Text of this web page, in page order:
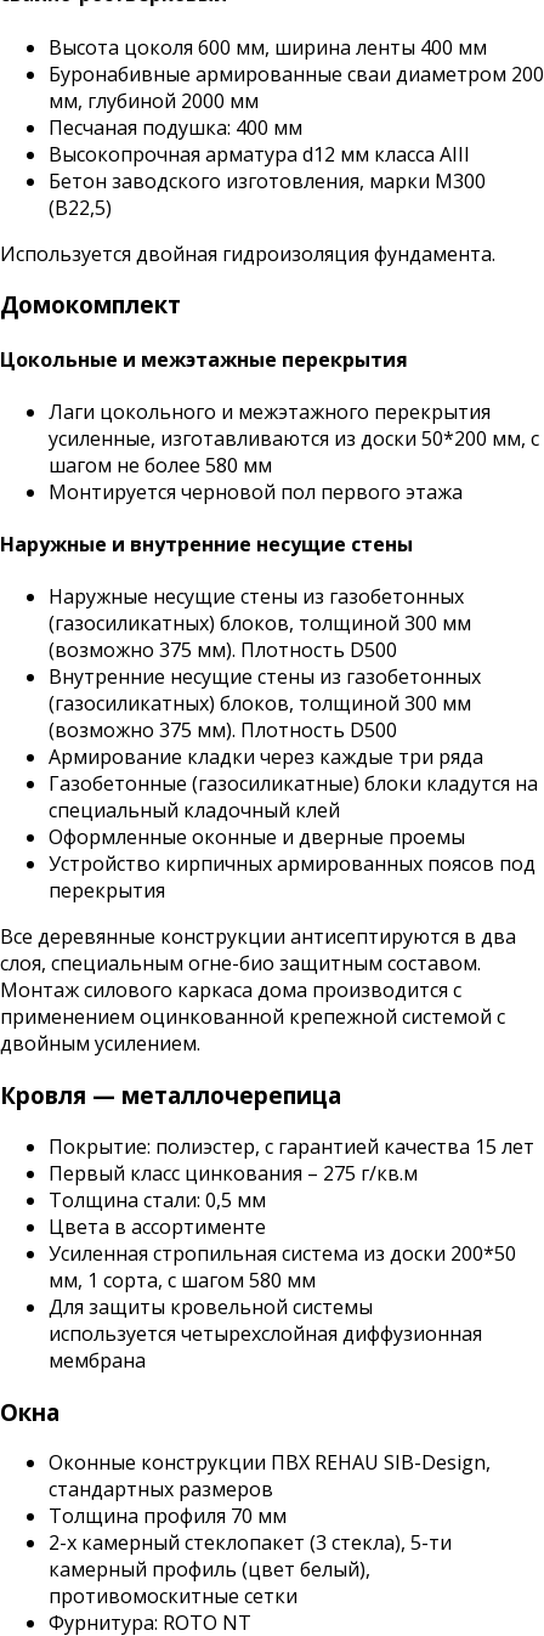
Высота цоколя 600 мм, ширина ленты 400 мм
Буронабивные армированные сваи диаметром 200
мм, глубиной 2000 мм
Песчаная подушка: 400 мм
Высокопрочная арматура d12 мм класса АIII
Бетон заводского изготовления, марки М300
(B22,5)
Используется двойная гидроизоляция фундамента.
Домокомплект
Цокольные и межэтажные перекрытия
Лаги цокольного и межэтажного перекрытия
усиленные, изготавливаются из доски 50*200 мм, с
шагом не более 580 мм
Монтируется черновой пол первого этажа
Наружные и внутренние несущие стены
Наружные несущие стены из газобетонных
(газосиликатных) блоков, толщиной 300 мм
(возможно 375 мм). Плотность D500
Внутренние несущие стены из газобетонных
(газосиликатных) блоков, толщиной 300 мм
(возможно 375 мм). Плотность D500
Армирование кладки через каждые три ряда
Газобетонные (газосиликатные) блоки кладутся на
специальный кладочный клей
Оформленные оконные и дверные проемы
Устройство кирпичных армированных поясов под
перекрытия
Все деревянные конструкции антисептируются в два
слоя, специальным огне-био защитным составом.
Монтаж силового каркаса дома производится с
применением оцинкованной крепежной системой с
двойным усилением.
Кровля — металлочерепица
Покрытие: полиэстер, с гарантией качества 15 лет
Первый класс цинкования – 275 г/кв.м
Толщина стали: 0,5 мм
Цвета в ассортименте
Усиленная стропильная система из доски 200*50
мм, 1 сорта, с шагом 580 мм
Для защиты кровельной системы
используется четырехслойная диффузионная
мембрана
Окна
Оконные конструкции ПВХ REHAU SIB-Design,
стандартных размеров
Толщина профиля 70 мм
2-х камерный стеклопакет (3 стекла), 5-ти
камерный профиль (цвет белый),
противомоскитные сетки
Фурнитура: ROTO NT